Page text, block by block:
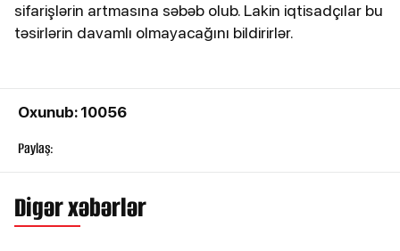
sifarişlərin artmasına səbəb olub. Lakin iqtisadçılar bu
təsirlərin davamlı olmayacağını bildirirlər.
Oxunub: 10056
Paylaş:
Digər xəbərlər